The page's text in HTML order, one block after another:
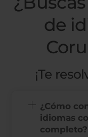
de
¡Te
¿Cómo
idiomas
completo?